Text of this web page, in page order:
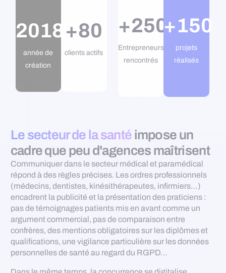
2018
année de
création
+80
clients actifs
+250
Entrepreneurs
rencontrés
+150
projets
réalisés
Le secteur de la santé impose un
cadre que peu d'agences maîtrisent
Communiquer dans le secteur médical et paramédical
répond à des règles précises. Les ordres professionnels
(médecins, dentistes, kinésithérapeutes, infirmiers…)
encadrent la publicité et la présentation des praticiens :
pas de témoignages patients mis en avant comme un
argument commercial, pas de comparaison entre
confrères, des mentions obligatoires sur les diplômes et
qualifications, une vigilance particulière sur les données
personnelles de santé au regard du RGPD…